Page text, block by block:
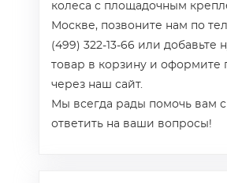
колеса с площадочным
Москве, позвоните нам по
(499) 322-13-66 или добавьте
товар в корзину и оформите
через наш сайт.
Мы всегда рады помочь вам
ответить на ваши вопросы!